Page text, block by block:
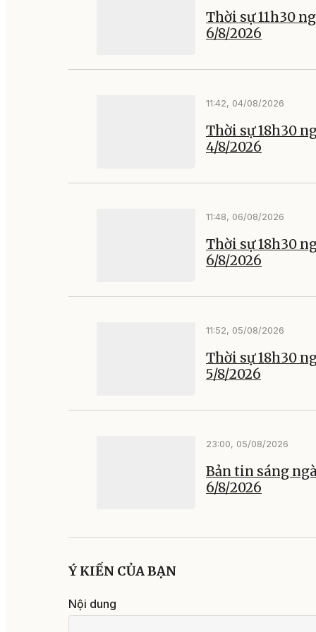
Thời sự 11h30
6/8/2026
11:42, 04/08/2026
Thời sự 18h30
4/8/2026
11:48, 06/08/2026
Thời sự 18h30
6/8/2026
11:52, 05/08/2026
Thời sự 18h30
5/8/2026
23:00, 05/08/2026
Bản tin sáng
6/8/2026
Ý KIẾN CỦA BẠN
Nội dung